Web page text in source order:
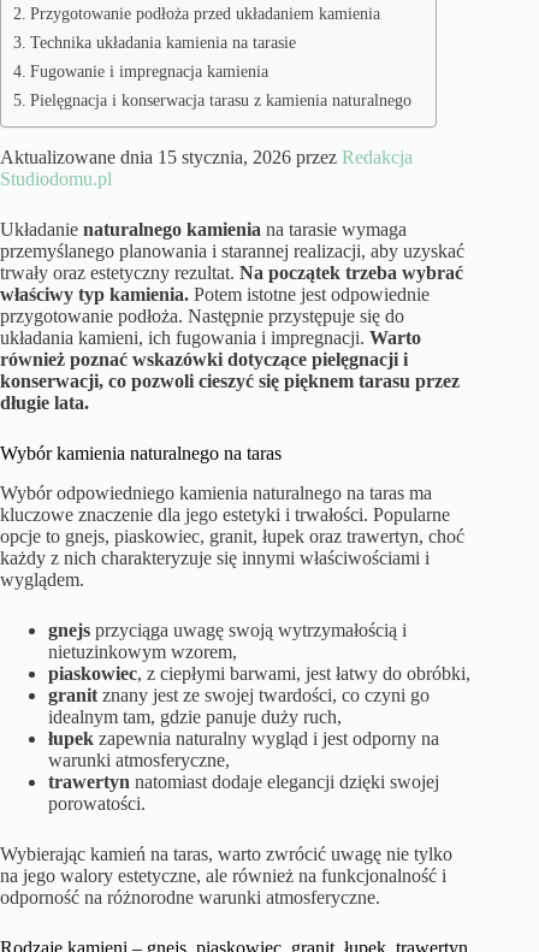
Przygotowanie podłoża przed układaniem kamienia
Technika układania kamienia na tarasie
Fugowanie i impregnacja kamienia
Pielęgnacja i konserwacja tarasu z kamienia naturalnego
Aktualizowane dnia 15 stycznia, 2026 przez Redakcja
Studiodomu.pl
Układanie naturalnego kamienia na tarasie wymaga
przemyślanego planowania i starannej realizacji, aby uzyskać
trwały oraz estetyczny rezultat. Na początek trzeba wybrać
właściwy typ kamienia. Potem istotne jest odpowiednie
przygotowanie podłoża. Następnie przystępuje się do
układania kamieni, ich fugowania i impregnacji. Warto
również poznać wskazówki dotyczące pielęgnacji i
konserwacji, co pozwoli cieszyć się pięknem tarasu przez
długie lata.
Wybór kamienia naturalnego na taras
Wybór odpowiedniego kamienia naturalnego na taras ma
kluczowe znaczenie dla jego estetyki i trwałości. Popularne
opcje to gnejs, piaskowiec, granit, łupek oraz trawertyn, choć
każdy z nich charakteryzuje się innymi właściwościami i
wyglądem.
gnejs przyciąga uwagę swoją wytrzymałością i
nietuzinkowym wzorem,
piaskowiec, z ciepłymi barwami, jest łatwy do obróbki,
granit znany jest ze swojej twardości, co czyni go
idealnym tam, gdzie panuje duży ruch,
łupek zapewnia naturalny wygląd i jest odporny na
warunki atmosferyczne,
trawertyn natomiast dodaje elegancji dzięki swojej
porowatości.
Wybierając kamień na taras, warto zwrócić uwagę nie tylko
na jego walory estetyczne, ale również na funkcjonalność i
odporność na różnorodne warunki atmosferyczne.
Rodzaje kamieni – gnejs, piaskowiec, granit, łupek, trawertyn